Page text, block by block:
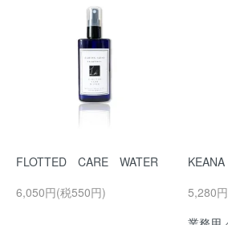
FLOTTED CARE WATER
6,050円(税550円)
5,280